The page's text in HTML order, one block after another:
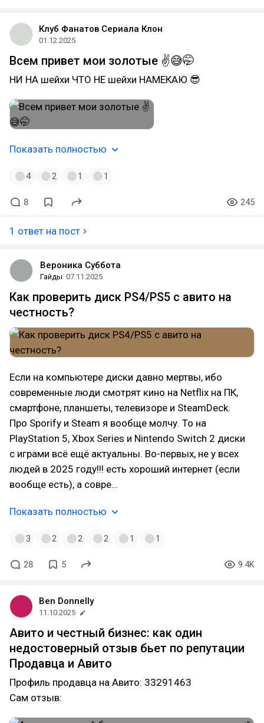
Клуб Фанатов Сериала Клон
01.12.2025
Всем привет мои золотые ✌️😅🤭
НИ НА шейхи ЧТО НЕ шейхи НАМЕКАЮ 😎
Показать полностью
4 2 1 1
8 245
1 ответ на пост
Вероника Суббота
Гайды 07.11.2025
Как проверить диск PS4/PS5 с авито на
честность?
Если на компьютере диски давно мертвы, ибо
современные люди смотрят кино на Netflix на ПК,
смартфоне, планшеты, телевизоре и SteamDeck.
Про Sporify и Steam я вообще молчу. То на
PlayStation 5, Xbox Series и Nintendo Switch 2 диски
с играми всё ещё актуальны. Во-первых, не у всех
людей в 2025 году!!! есть хороший интернет (если
вообще есть), а совре…
Показать полностью
3 2 2 2 1 1
28 5 9.4K
Ben Donnelly
11.10.2025
Авито и честный бизнес: как один
недостоверный отзыв бьет по репутации
Продавца и Авито
Профиль продавца на Авито: 33291463
Сам отзыв: